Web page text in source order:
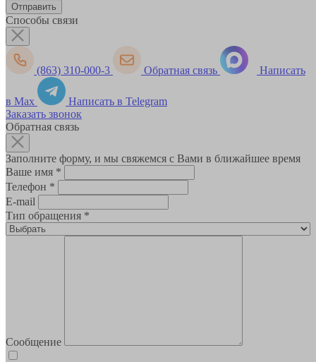
Способы связи
(863) 310-000-3 Обратная связь Написать
в Max
Написать в Telegram
Заказать звонок
Обратная связь
Заполните форму, и мы свяжемся с Вами в ближайшее время
Ваше имя *
Телефон *
E-mail
Тип обращения *
Сообщение